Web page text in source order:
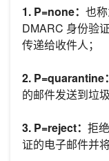
1. P=none： 也
DMARC 身份验
传递给收件人；
2. P=quarantine：
的邮件发送到垃
3. P=reject： 拒
证的电子邮件并